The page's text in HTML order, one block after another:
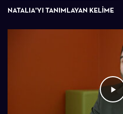
NATALIA'YI TANIMLAYAN KELİME